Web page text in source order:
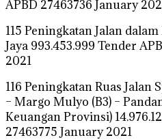
APBD 27463736 January
115 Peningkatan Jalan
Jaya 993.453.999 Tender
2021
116 Peningkatan Ruas Jalan
– Margo Mulyo (B3) –
Keuangan Provinsi)
27463775 January 2021